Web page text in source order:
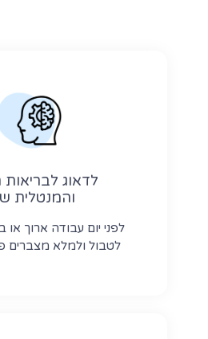
לדאוג לבריאות
והמנטלית
לפני יום עבודה ארוך או
לטבול ולמלא מצברים